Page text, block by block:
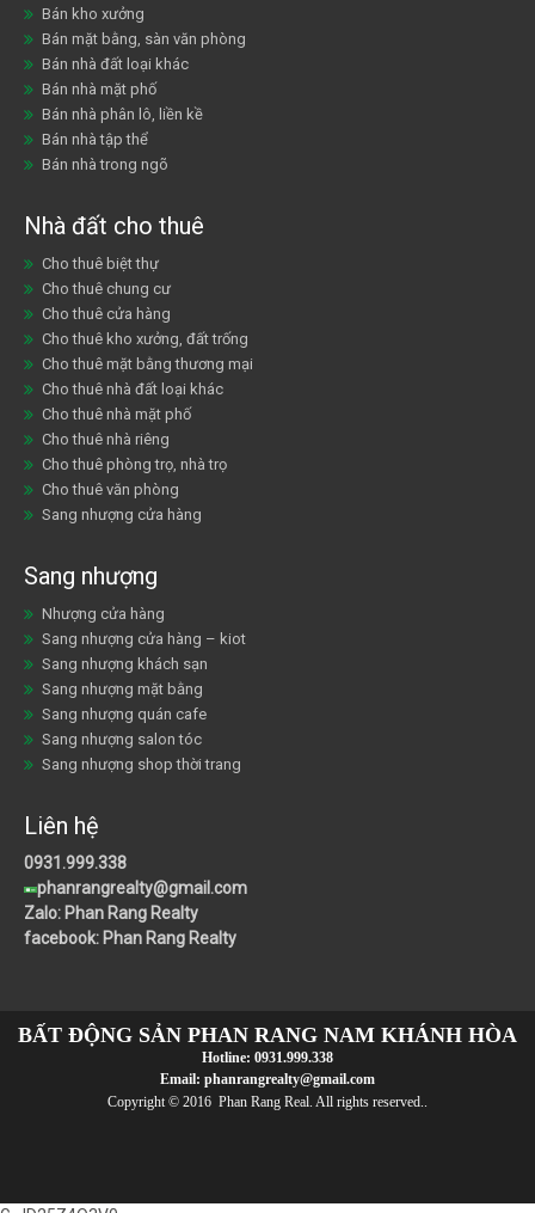
Bán kho xưởng
Bán mặt bằng, sàn văn phòng
Bán nhà đất loại khác
Bán nhà mặt phố
Bán nhà phân lô, liền kề
Bán nhà tập thể
Bán nhà trong ngõ
Nhà đất cho thuê
Cho thuê biệt thự
Cho thuê chung cư
Cho thuê cửa hàng
Cho thuê kho xưởng, đất trống
Cho thuê mặt bằng thương mại
Cho thuê nhà đất loại khác
Cho thuê nhà mặt phố
Cho thuê nhà riêng
Cho thuê phòng trọ, nhà trọ
Cho thuê văn phòng
Sang nhượng cửa hàng
Sang nhượng
Nhượng cửa hàng
Sang nhượng cửa hàng – kiot
Sang nhượng khách sạn
Sang nhượng mặt bằng
Sang nhượng quán cafe
Sang nhượng salon tóc
Sang nhượng shop thời trang
Liên hệ
0931.999.338
phanrangrealty@gmail.com
Zalo: Phan Rang Realty
facebook: Phan Rang Realty
BẤT ĐỘNG SẢN PHAN RANG NAM KHÁNH HÒA
Hotline: 0931.999.338
Email: phanrangrealty@gmail.com
Copyright © 2016 Phan Rang Real. All rights reserved..